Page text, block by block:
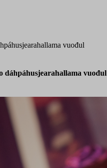
vuođul
dáhpáhusjearahallama vuođul